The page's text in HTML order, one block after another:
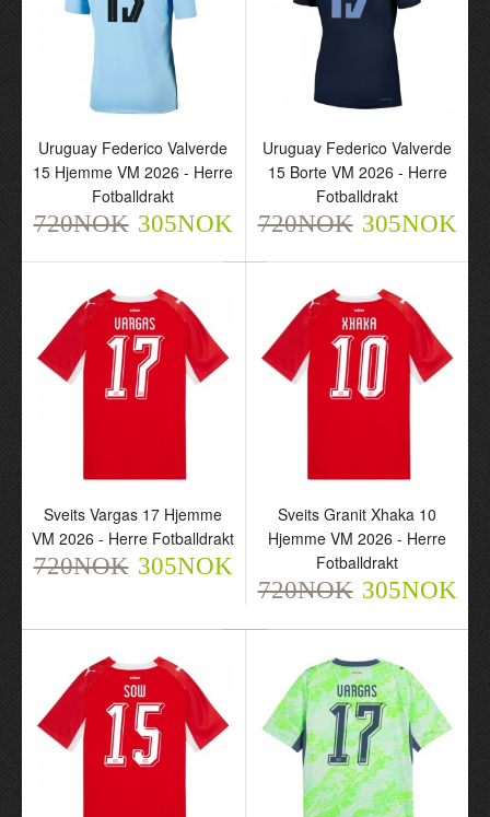
Uruguay Federico
Valverde 15 Hjemme VM
720NOK 305NOK
Uruguay Federico
Valverde 15 Borte VM
720NOK 305NOK
Fotballdrakt
720NOK 305NOK
Sveits Granit Xhaka 10
Fotballdrakt
720NOK 305NOK
Uruguay Federico Valverde
15 Hjemme VM 2026 - Herre
Fotballdrakt
720NOK 305NOK
Uruguay Federico Valverde
15 Borte VM 2026 - Herre
Fotballdrakt
720NOK 305NOK
Sveits Vargas 17 Hjemme
VM 2026 - Herre Fotballdrakt
720NOK 305NOK
Sveits Granit Xhaka 10
Hjemme VM 2026 - Herre
Fotballdrakt
720NOK 305NOK